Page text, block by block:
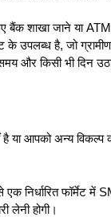
शाखा जाने या ATM
के उपलब्ध है, जो
और किसी भी दिन
आपको अन्य विकल्प
एक निर्धारित
लेनी होगी।